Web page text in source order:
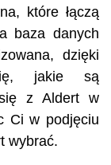
które łączą
baza danych
dzięki
jakie są
się z Aldert w
Ci w podjęciu
wybrać.